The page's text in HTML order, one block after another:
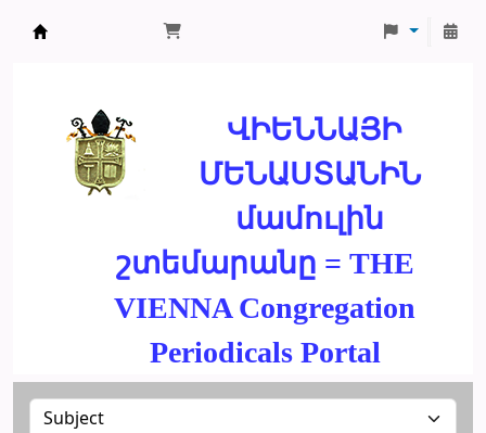
ՎԻԵՆՆԱՅԻ
ՄԵՆԱՍՏԱՆԻՆ
մամուլին
շտեմարանը = THE
VIENNA Congregation
Periodicals Portal